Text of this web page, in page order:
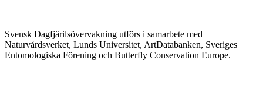
Svensk Dagfjärilsövervakning utförs i samarbete med
Naturvårdsverket, Lunds Universitet, ArtDatabanken, Sveriges
Entomologiska Förening och Butterfly Conservation Europe.